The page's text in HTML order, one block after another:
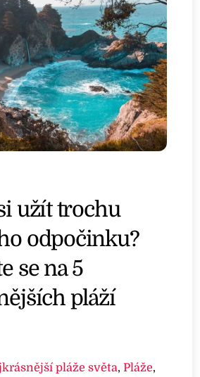
užít trochu
odpočinku?
se na 5
pláží
pláže světa,Pláže,